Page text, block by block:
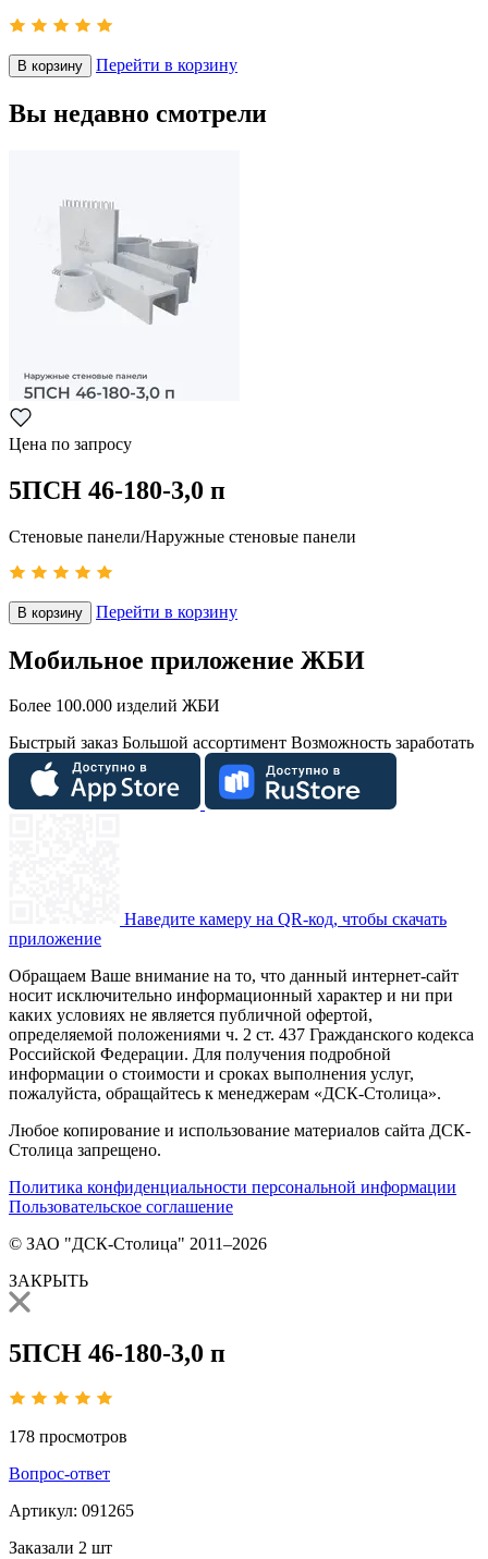
В корзину Перейти в корзину
Вы недавно смотрели
Цена по запросу
5ПСН 46-180-3,0 п
Стеновые панели/Наружные стеновые панели
В корзину Перейти в корзину
Мобильное приложение ЖБИ
Более 100.000 изделий ЖБИ
Быстрый заказ Большой ассортимент Возможность заработать
Наведите камеру на QR-код, чтобы скачать
приложение
Обращаем Ваше внимание на то, что данный интернет-сайт
носит исключительно информационный характер и ни при
каких условиях не является публичной офертой,
определяемой положениями ч. 2 ст. 437 Гражданского кодекса
Российской Федерации. Для получения подробной
информации о стоимости и сроках выполнения услуг,
пожалуйста, обращайтесь к менеджерам «ДСК-Столица».
Любое копирование и использование материалов сайта ДСК-
Столица запрещено.
Политика конфиденциальности персональной информации
Пользовательское соглашение
© ЗАО "ДСК-Столица" 2011–2026
ЗАКРЫТЬ
5ПСН 46-180-3,0 п
178 просмотров
Вопрос-ответ
Артикул: 091265
Заказали 2 шт